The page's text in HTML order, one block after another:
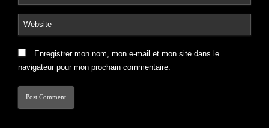
Enregistrer mon nom, mon e-mail et mon site dans le
navigateur pour mon prochain commentaire.